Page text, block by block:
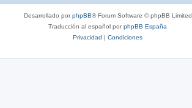
Desarrollado porphpBB® Forum Software © phpBB Limited
Traducción al español porphpBB España
Privacidad | Condiciones